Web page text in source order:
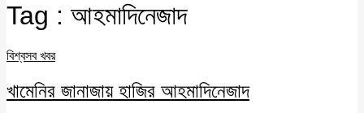
Tag : আহমাদিনেজাদ
বিশ্বসব খবর
খামেনির জানাজায় হাজির আহমাদিনেজাদ